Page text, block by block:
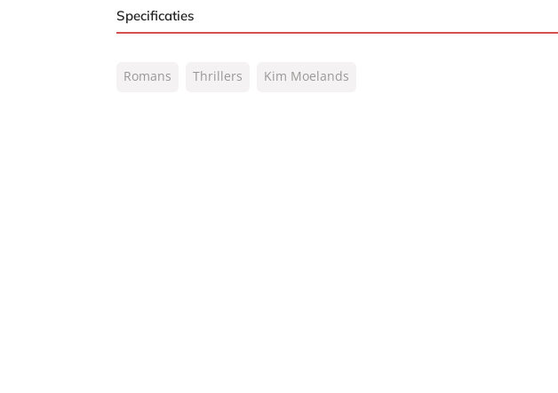
Specificaties
NUR:
332
Romans Thrillers Kim Moelands